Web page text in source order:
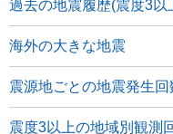
過去の地震履歴(震度3以
海外の大きな地震
震源地ごとの地震発生回
震度3以上の地域別観測